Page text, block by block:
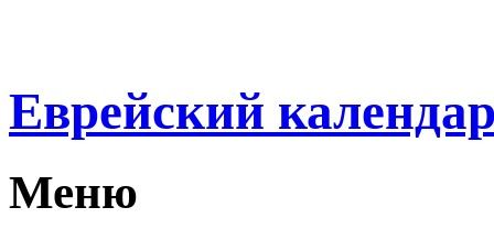
Еврейский
Меню